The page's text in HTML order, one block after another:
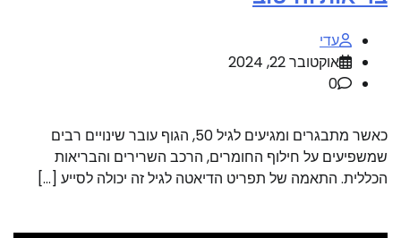
עדי
אוקטובר 22, 2024
0
כאשר מתבגרים ומגיעים לגיל 50, הגוף עובר שינויים רבים
שמשפיעים על חילוף החומרים, הרכב השרירים והבריאות
הכללית. התאמה של תפריט הדיאטה לגיל זה יכולה לסייע […]